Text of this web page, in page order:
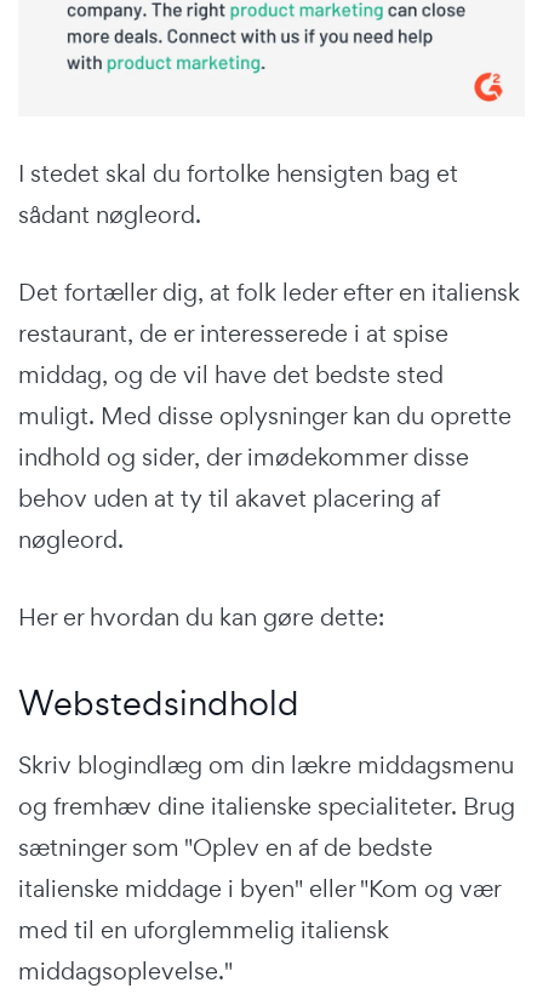
I stedet skal du fortolke hensigten bag et
sådant nøgleord.
Det fortæller dig, at folk leder efter en italiensk
restaurant, de er interesserede i at spise
middag, og de vil have det bedste sted
muligt. Med disse oplysninger kan du oprette
indhold og sider, der imødekommer disse
behov uden at ty til akavet placering af
nøgleord.
Her er hvordan du kan gøre dette:
Webstedsindhold
Skriv blogindlæg om din lækre middagsmenu
og fremhæv dine italienske specialiteter. Brug
sætninger som "Oplev en af de bedste
italienske middage i byen" eller "Kom og vær
med til en uforglemmelig italiensk
middagsoplevelse."